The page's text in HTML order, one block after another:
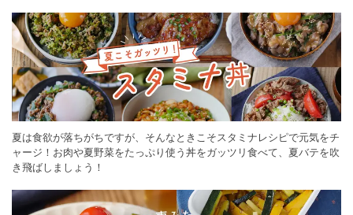
夏は食欲が落ちがちですが、そんなときこそスタミナレシピで元気をチ
ャージ！お肉や夏野菜をたっぷり使う丼をガッツリ食べて、夏バテを吹
き飛ばしましょう！